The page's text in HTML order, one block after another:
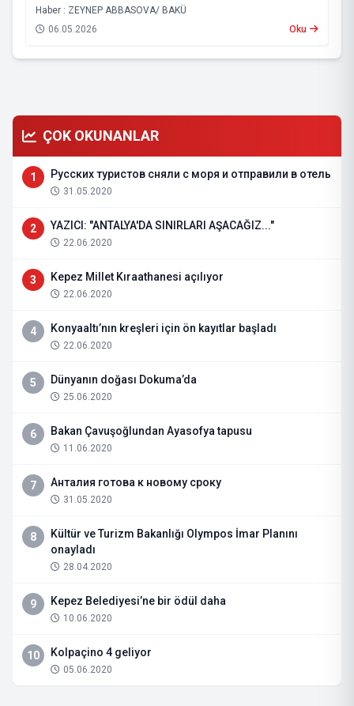
Haber : ZEYNEP ABBASOVA/ BAKÜ
06.05.2026
Oku
ÇOK OKUNANLAR
1 Русских туристов сняли с моря и отправили в отель
31.05.2020
2 YAZICI: "ANTALYA'DA SINIRLARI AŞACAĞIZ..."
22.06.2020
3 Kepez Millet Kıraathanesi açılıyor
22.06.2020
4 Konyaaltı’nın kreşleri için ön kayıtlar başladı
22.06.2020
5 Dünyanın doğası Dokuma’da
25.06.2020
6 Bakan Çavuşoğlundan Ayasofya tapusu
11.06.2020
7 Анталия готова к новому сроку
31.05.2020
8
Kültür ve Turizm Bakanlığı Olympos İmar Planını
onayladı
28.04.2020
9 Kepez Belediyesi’ne bir ödül daha
10.06.2020
10 Kolpaçino 4 geliyor
05.06.2020